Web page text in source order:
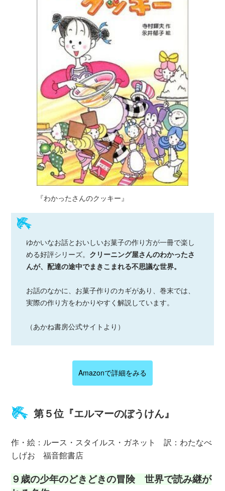
『わかったさんのクッキー』
ゆかいなお話とおいしいお菓子の作り方が一冊で楽し
める好評シリーズ。 クリーニング屋さんのわかったさ
んが、配達の途中でまきこまれる不思議な世界。
お話のなかに、お菓子作りのカギがあり、巻末では、
実際の作り方をわかりやすく解説しています。
（あかね書房公式サイトより）
Amazonで詳細をみる
第５位『エルマーのぼうけん』
作・絵：ルース・スタイルス・ガネット 訳：わたなべ
しげお 福音館書店
９歳の少年のどきどきの冒険 世界で読み継が